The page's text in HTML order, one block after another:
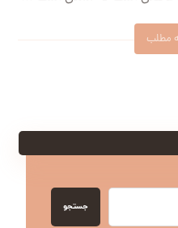
مطلب
جستجو